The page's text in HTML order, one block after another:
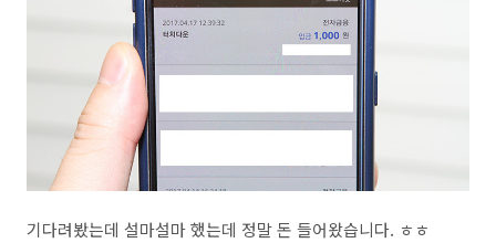
기다려봤는데 설마설마 했는데 정말 돈 들어왔습니다. ㅎㅎ